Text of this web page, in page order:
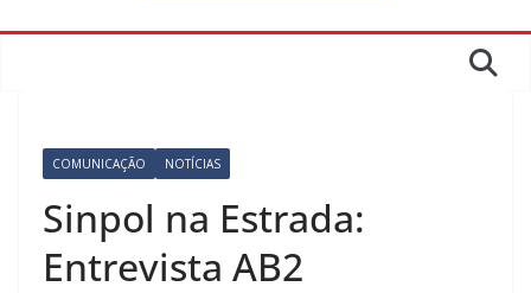
COMUNICAÇÃO NOTÍCIAS
Sinpol na Estrada:
Entrevista AB2